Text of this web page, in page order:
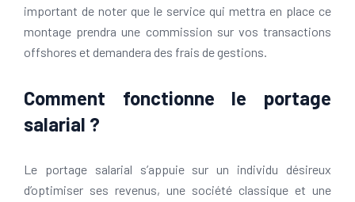
important de noter que le service qui mettra en place ce
montage prendra une commission sur vos transactions
offshores et demandera des frais de gestions.
Comment fonctionne le portage
salarial ?
Le portage salarial s’appuie sur un individu désireux
d’optimiser ses revenus, une société classique et une